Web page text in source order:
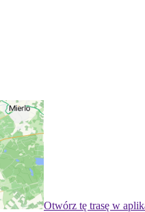
Otwórz tę trasę w